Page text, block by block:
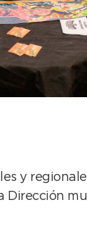
y
Dirección